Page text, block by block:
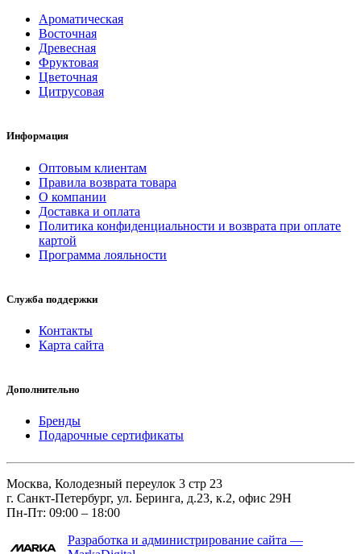
Ароматическая
Восточная
Древесная
Фруктовая
Цветочная
Цитрусовая
Информация
Оптовым клиентам
Правила возврата товара
О компании
Доставка и оплата
Политика конфиденциальности и возврата при оплате
картой
Программа лояльности
Служба поддержки
Контакты
Карта сайта
Дополнительно
Бренды
Подарочные сертификаты
Москва, Колодезный переулок 3 стр 23
г. Санкт-Петербург, ул. Беринга, д.23, к.2, офис 29Н
Пн-Пт: 09:00 – 18:00
Разработка и администрирование сайта —